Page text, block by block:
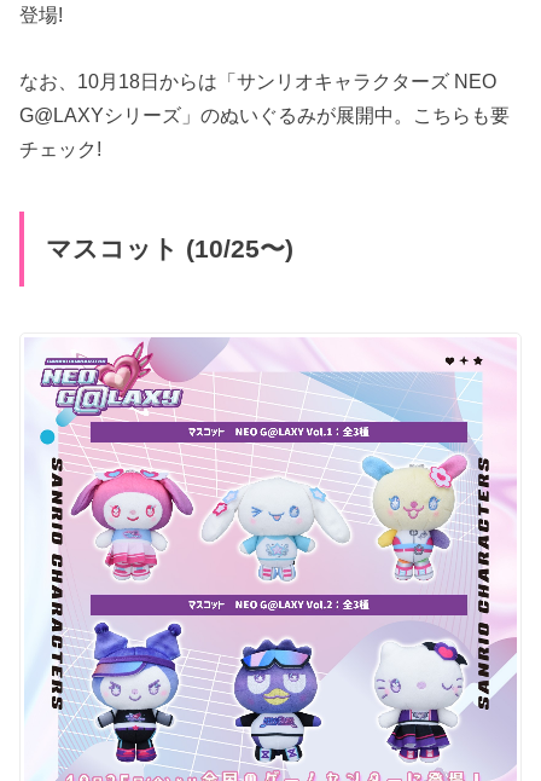
登場!
なお、10月18日からは「サンリオキャラクターズ NEO
G@LAXYシリーズ」のぬいぐるみが展開中。こちらも要
チェック!
マスコット (10/25〜)